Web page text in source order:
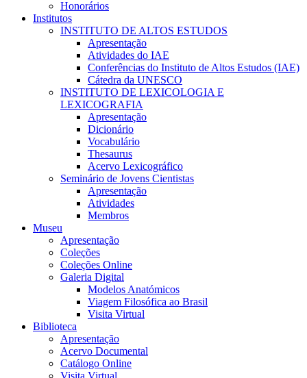
Honorários
Institutos
INSTITUTO DE ALTOS ESTUDOS
Apresentação
Atividades do IAE
Conferências do Instituto de Altos Estudos (IAE)
Cátedra da UNESCO
INSTITUTO DE LEXICOLOGIA E
LEXICOGRAFIA
Apresentação
Dicionário
Vocabulário
Thesaurus
Acervo Lexicográfico
Seminário de Jovens Cientistas
Apresentação
Atividades
Membros
Museu
Apresentação
Coleções
Coleções Online
Galeria Digital
Modelos Anatómicos
Viagem Filosófica ao Brasil
Visita Virtual
Biblioteca
Apresentação
Acervo Documental
Catálogo Online
Visita Virtual